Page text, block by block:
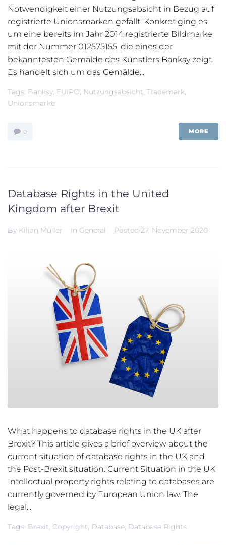
Notwendigkeit einer Nutzungsabsicht in Bezug auf
registrierte Unionsmarken gefällt. Konkret ging es
um eine bereits im Jahr 2014 registrierte Bildmarke
mit der Nummer 012575155, die eines der
bekanntesten Gemälde des Künstlers Banksy zeigt.
Es handelt sich um das Gemälde...
Tags: Banksy, EUIPO, Nutzungsabsicht, Trademark,
Unionsmarke
0 MORE
Database Rights in the United
Kingdom after Brexit
By Kilian Müller In General Posted 27. November 2020
What happens to database rights in the UK after
Brexit? This article gives a brief overview about the
current situation of database rights in the UK and
the Post-Brexit situation. Current Situation in the UK
Intellectual property rights relating to databases are
currently governed by European Union law. The
legal...
Tags: Brexit, Copyright, Database, Database Rights